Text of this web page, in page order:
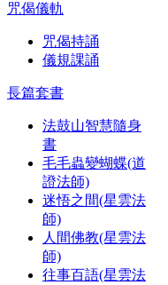
咒偈儀軌
咒偈持誦
儀規課誦
長篇套書
法鼓山智慧隨身
書
毛毛蟲變蝴蝶(道
證法師)
迷悟之間(星雲法
師)
人間佛教(星雲法
師)
往事百語(星雲法